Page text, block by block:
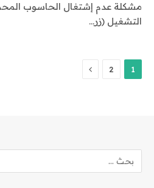
مشكلة عدم إشتغال الحاسوب
التشغيل (زر…
1
2 التالي